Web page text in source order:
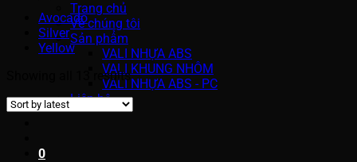
Trang chủ
Về chúng tôi
Sản phẩm
VALI NHỰA ABS
VALI KHUNG NHÔM
VALI NHỰA ABS - PC
Liên hệ
0
Avocado
Silver
Yellow
Showing all 13 results